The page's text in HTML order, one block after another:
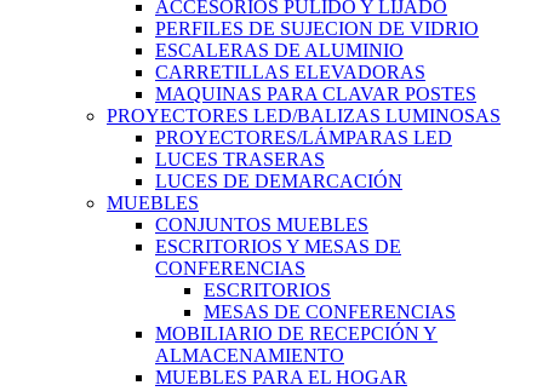
ACCESORIOS PULIDO Y LIJADO
PERFILES DE SUJECION DE VIDRIO
ESCALERAS DE ALUMINIO
CARRETILLAS ELEVADORAS
MAQUINAS PARA CLAVAR POSTES
PROYECTORES LED/BALIZAS LUMINOSAS
PROYECTORES/LÁMPARAS LED
LUCES TRASERAS
LUCES DE DEMARCACIÓN
MUEBLES
CONJUNTOS MUEBLES
ESCRITORIOS Y MESAS DE
CONFERENCIAS
ESCRITORIOS
MESAS DE CONFERENCIAS
MOBILIARIO DE RECEPCIÓN Y
ALMACENAMIENTO
MUEBLES PARA EL HOGAR